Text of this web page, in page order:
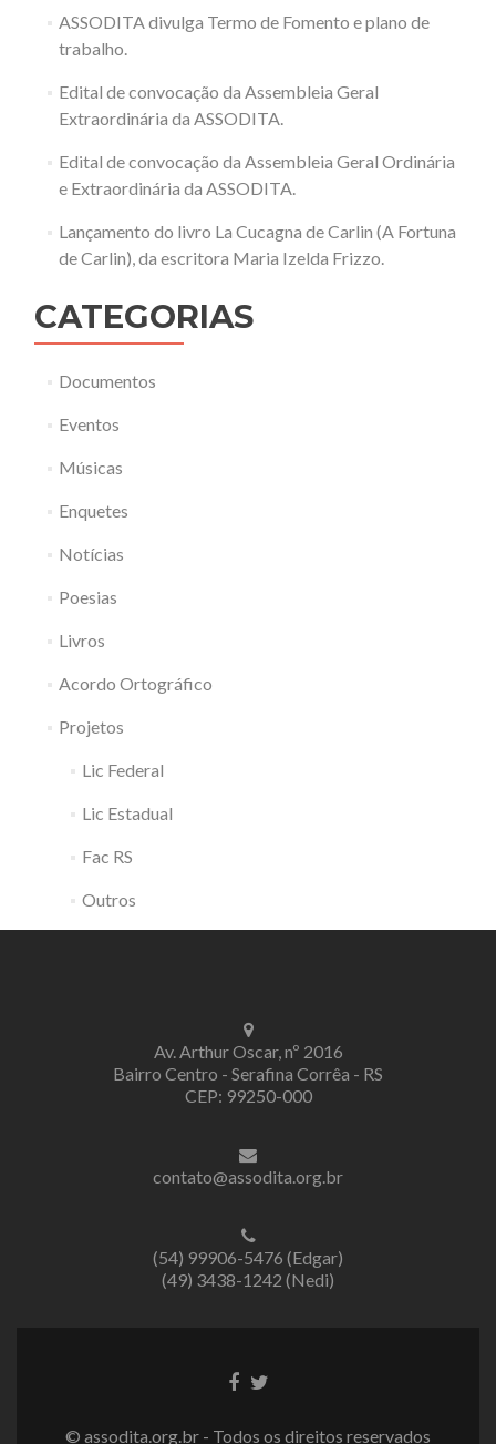
ASSODITA divulga Termo de Fomento e plano de
trabalho.
Edital de convocação da Assembleia Geral
Extraordinária da ASSODITA.
Edital de convocação da Assembleia Geral Ordinária
e Extraordinária da ASSODITA.
Lançamento do livro La Cucagna de Carlin (A Fortuna
de Carlin), da escritora Maria Izelda Frizzo.
CATEGORIAS
Documentos
Eventos
Músicas
Enquetes
Notícias
Poesias
Livros
Acordo Ortográfico
Projetos
Lic Federal
Lic Estadual
Fac RS
Outros
Av. Arthur Oscar, nº 2016
Bairro Centro - Serafina Corrêa - RS
CEP: 99250-000
contato@assodita.org.br
(54) 99906-5476 (Edgar)
(49) 3438-1242 (Nedi)
LinkLink
© assodita.org.br - Todos os direitos reservados